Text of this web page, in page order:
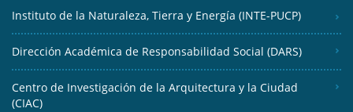
Instituto de la Naturaleza, Tierra y Energía (INTE-PUCP)
Dirección Académica de Responsabilidad Social (DARS)
Centro de Investigación de la Arquitectura y la Ciudad
(CIAC)